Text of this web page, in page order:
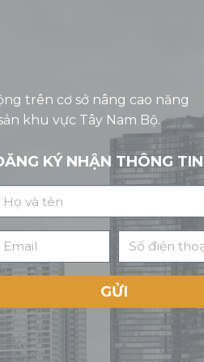
trên cơ sở nâng cao năng
khu vực Tây Nam Bộ.
KÝ NHẬN THÔNG TIN
GỬI